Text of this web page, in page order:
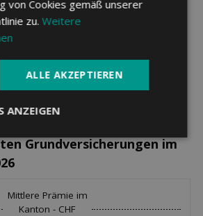
im Kanton Bern.
lohnt sich der Wechsel zu
Anbieter. DieLeistungen
bleiben dabei übrigens
Gesetz vorgegeben.
Grundversicherungen im
Mittlere Prämie im
Kanton - CHF
von Cookies gemäß unserer
zu.Weitere
ALLE AKZEPTIEREN
ANZEIGEN